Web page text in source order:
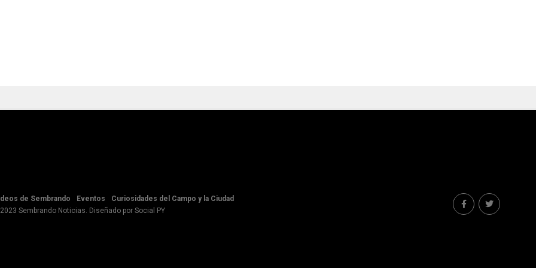
de Sembrando Eventos
Curiosidades del Campo y la Ciudad
Sembrando Noticias. Diseñado por Social PY